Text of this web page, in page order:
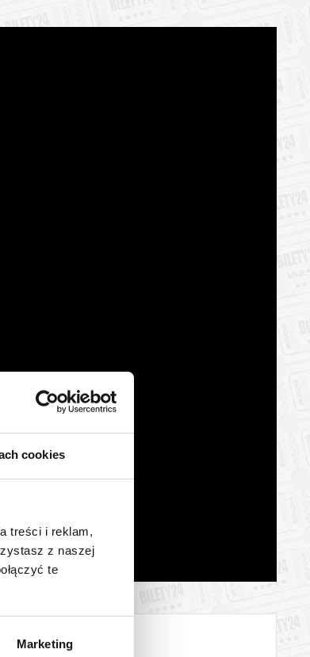
cookies
treści i reklam,
z naszej
te
Marketing